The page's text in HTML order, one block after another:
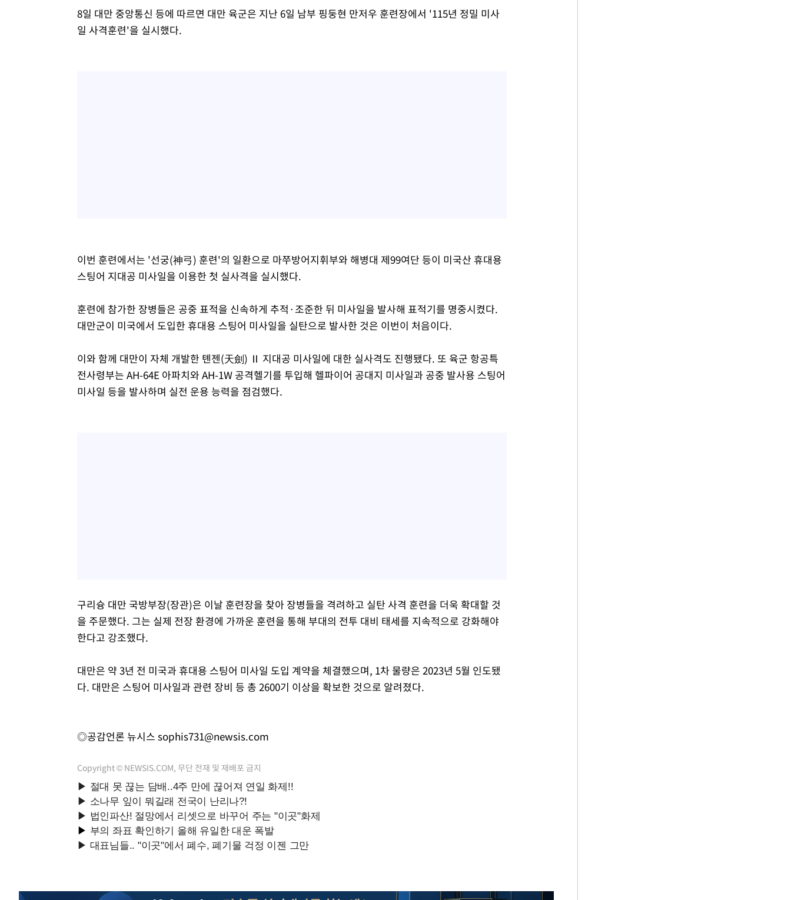
8일 대만 중앙통신 등에 따르면 대만 육군은 지난 6일 남부 핑둥현 만저우 훈련장에서 '115년 정밀 미사
일 사격훈련'을 실시했다.
이번 훈련에서는 '선궁(神弓) 훈련'의 일환으로 마쭈방어지휘부와 해병대 제99여단 등이 미국산 휴대용
스팅어 지대공 미사일을 이용한 첫 실사격을 실시했다.
훈련에 참가한 장병들은 공중 표적을 신속하게 추적·조준한 뒤 미사일을 발사해 표적기를 명중시켰다.
대만군이 미국에서 도입한 휴대용 스팅어 미사일을 실탄으로 발사한 것은 이번이 처음이다.
이와 함께 대만이 자체 개발한 톈젠(天劍) Ⅱ 지대공 미사일에 대한 실사격도 진행됐다. 또 육군 항공특
전사령부는 AH-64E 아파치와 AH-1W 공격헬기를 투입해 헬파이어 공대지 미사일과 공중 발사용 스팅어
미사일 등을 발사하며 실전 운용 능력을 점검했다.
구리슝 대만 국방부장(장관)은 이날 훈련장을 찾아 장병들을 격려하고 실탄 사격 훈련을 더욱 확대할 것
을 주문했다. 그는 실제 전장 환경에 가까운 훈련을 통해 부대의 전투 대비 태세를 지속적으로 강화해야
한다고 강조했다.
대만은 약 3년 전 미국과 휴대용 스팅어 미사일 도입 계약을 체결했으며, 1차 물량은 2023년 5월 인도됐
다. 대만은 스팅어 미사일과 관련 장비 등 총 2600기 이상을 확보한 것으로 알려졌다.
◎공감언론 뉴시스 sophis731@newsis.com
Copyright © NEWSIS.COM, 무단 전재 및 재배포 금지